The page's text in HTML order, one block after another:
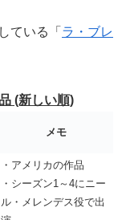
ている「 ラ・ブレ
(新しい順)
メモ
・アメリカの作品
・シーズン1～4にニー
ル・メレンデス役で出